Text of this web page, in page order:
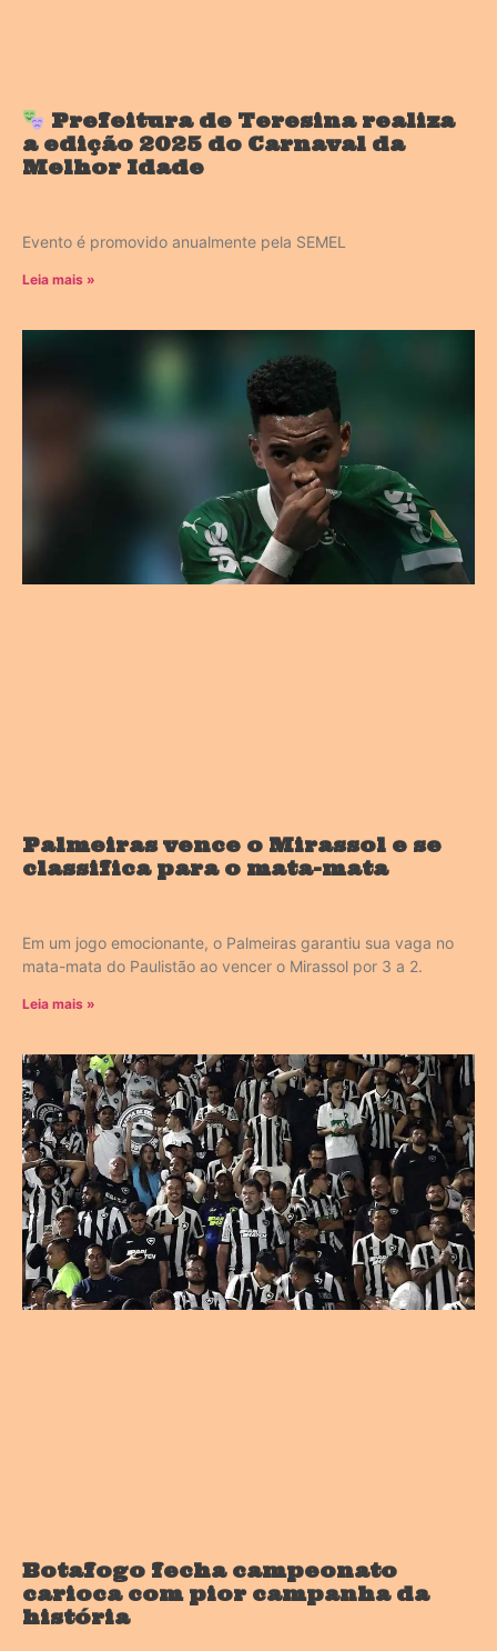
Prefeitura de Teresina realiza
a edição 2025 do Carnaval da
Melhor Idade
Evento é promovido anualmente pela SEMEL
Leia mais »
Palmeiras vence o Mirassol e se
classifica para o mata-mata
Em um jogo emocionante, o Palmeiras garantiu sua vaga no
mata-mata do Paulistão ao vencer o Mirassol por 3 a 2.
Leia mais »
Botafogo fecha campeonato
carioca com pior campanha da
história